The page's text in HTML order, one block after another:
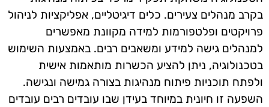
בקרב מנהלים צעירים. כלים דיגיטליים, אפליקציות לניהול
פרויקטים ופלטפורמות למידה מקוונת מאפשרים
למנהלים גישה למידע ומשאבים רבים. באמצעות השימוש
בטכנולוגיה, ניתן להציע הכשרות מותאמות אישית
ולפתח תוכניות פיתוח מנהיגות בצורה גמישה ונגישה.
השפעה זו חיונית במיוחד בעידן שבו עובדים רבים עובדים